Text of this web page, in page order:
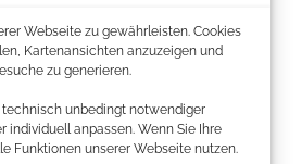
Webseite zu gewährleisten. Cookies
Kartenansichten anzuzeigen und
zu generieren.
unbedingt notwendiger
individuell anpassen. Wenn Sie Ihre
Funktionen unserer Webseite nutzen.